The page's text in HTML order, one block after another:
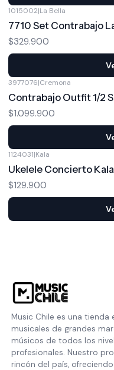
1015002|La Bella
7710 Set Contrabajo
$329.900
3977076|Cremona
Contrabajo Outfit 1/2
$1.099.900
1124031|Kala
Ukelele Concierto
$129.900
Music Chile es una
musicales de grandes
músicos de todos los
profesionales. Nuestro
rincón del país,